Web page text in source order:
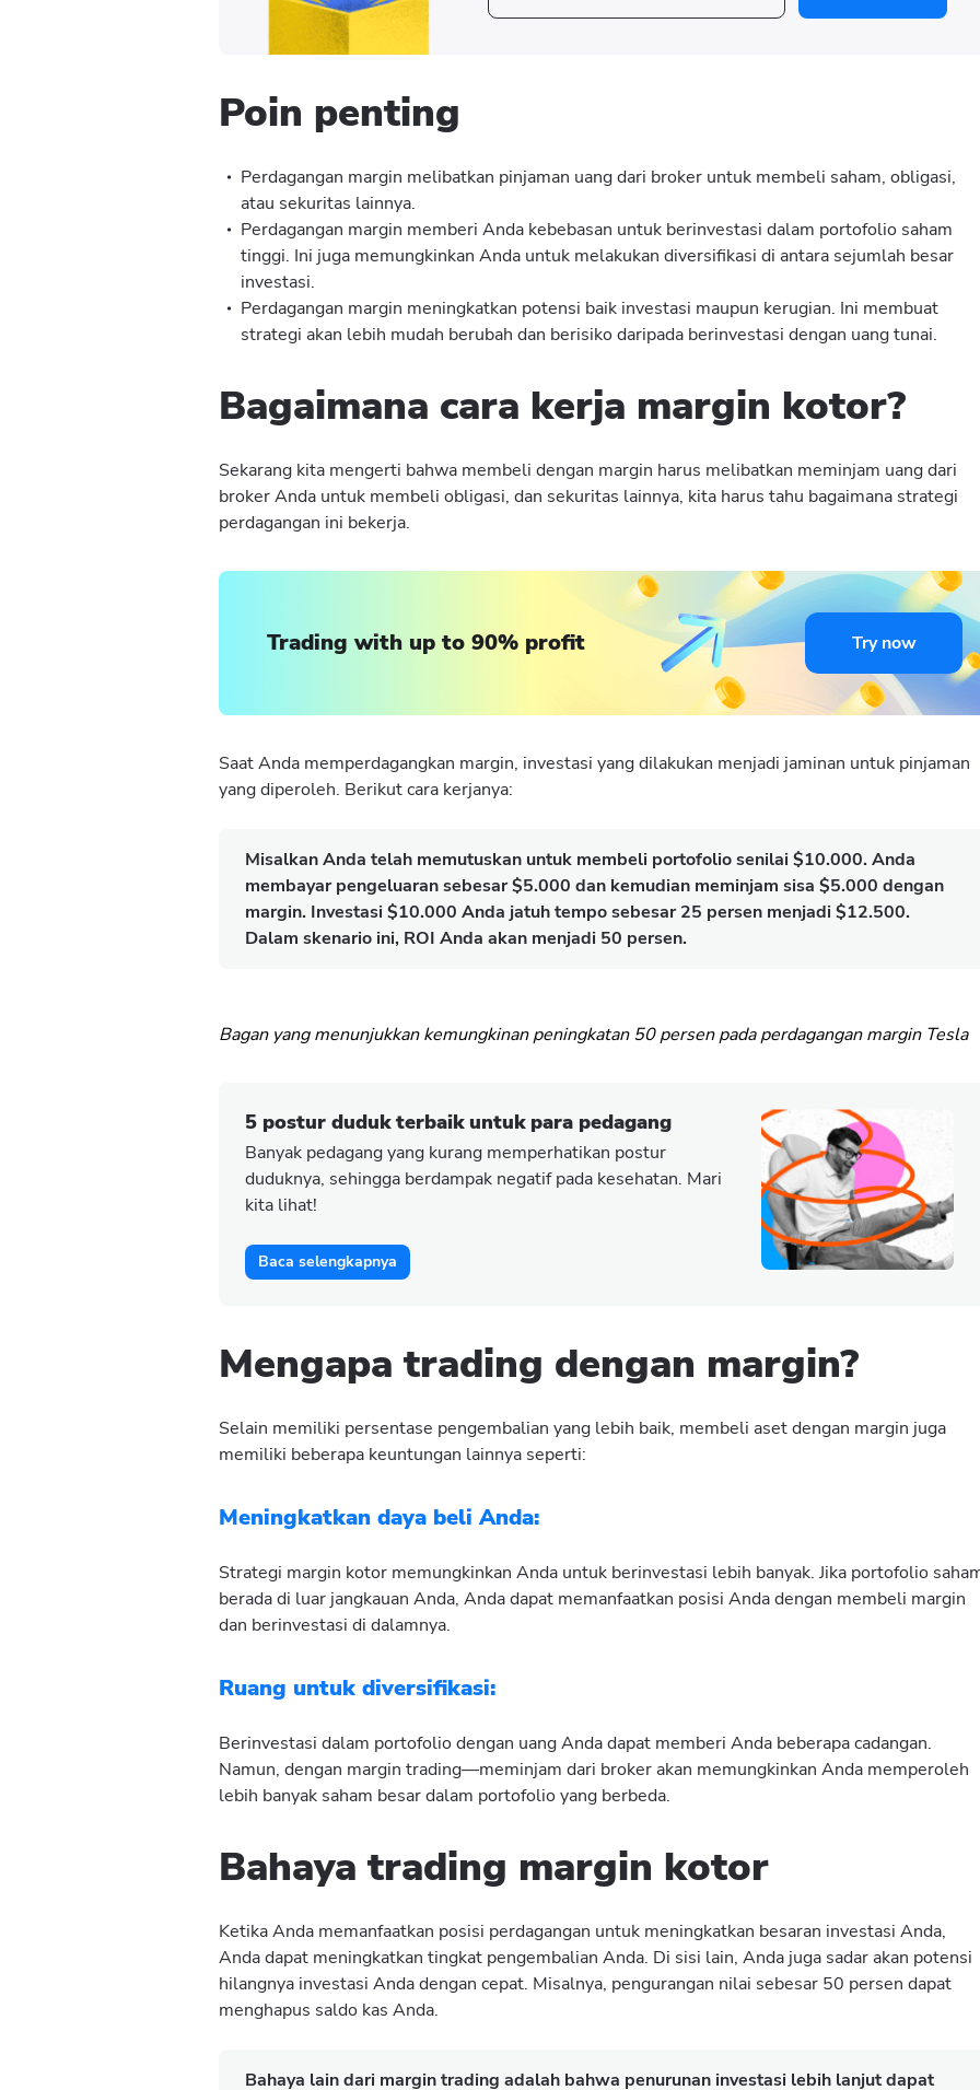
Poin penting
Perdagangan margin melibatkan pinjaman uang dari broker untuk membeli saham, obligasi,
atau sekuritas lainnya.
Perdagangan margin memberi Anda kebebasan untuk berinvestasi dalam portofolio saham
tinggi. Ini juga memungkinkan Anda untuk melakukan diversifikasi di antara sejumlah besar
investasi.
Perdagangan margin meningkatkan potensi baik investasi maupun kerugian. Ini membuat
strategi akan lebih mudah berubah dan berisiko daripada berinvestasi dengan uang tunai.
Bagaimana cara kerja margin kotor?
Sekarang kita mengerti bahwa membeli dengan margin harus melibatkan meminjam uang dari
broker Anda untuk membeli obligasi, dan sekuritas lainnya, kita harus tahu bagaimana strategi
perdagangan ini bekerja.
Trading with up to 90% profit Try now
Saat Anda memperdagangkan margin, investasi yang dilakukan menjadi jaminan untuk pinjaman
yang diperoleh. Berikut cara kerjanya:
Misalkan Anda telah memutuskan untuk membeli portofolio senilai $10.000. Anda
membayar pengeluaran sebesar $5.000 dan kemudian meminjam sisa $5.000 dengan
margin. Investasi $10.000 Anda jatuh tempo sebesar 25 persen menjadi $12.500.
Dalam skenario ini, ROI Anda akan menjadi 50 persen.
Bagan yang menunjukkan kemungkinan peningkatan 50 persen pada perdagangan margin Tesla
5 postur duduk terbaik untuk para pedagang
Banyak pedagang yang kurang memperhatikan postur
duduknya, sehingga berdampak negatif pada kesehatan. Mari
kita lihat!
Baca selengkapnya
Mengapa trading dengan margin?
Selain memiliki persentase pengembalian yang lebih baik, membeli aset dengan margin juga
memiliki beberapa keuntungan lainnya seperti:
Meningkatkan daya beli Anda:
Strategi margin kotor memungkinkan Anda untuk berinvestasi lebih banyak. Jika portofolio
berada di luar jangkauan Anda, Anda dapat memanfaatkan posisi Anda dengan membeli margin
dan berinvestasi di dalamnya.
Ruang untuk diversifikasi:
Berinvestasi dalam portofolio dengan uang Anda dapat memberi Anda beberapa cadangan.
Namun, dengan margin trading—meminjam dari broker akan memungkinkan Anda memperoleh
lebih banyak saham besar dalam portofolio yang berbeda.
Bahaya trading margin kotor
Ketika Anda memanfaatkan posisi perdagangan untuk meningkatkan besaran investasi Anda,
Anda dapat meningkatkan tingkat pengembalian Anda. Di sisi lain, Anda juga sadar akan potensi
hilangnya investasi Anda dengan cepat. Misalnya, pengurangan nilai sebesar 50 persen dapat
menghapus saldo kas Anda.
Bahaya lain dari margin trading adalah bahwa penurunan investasi lebih lanjut dapat